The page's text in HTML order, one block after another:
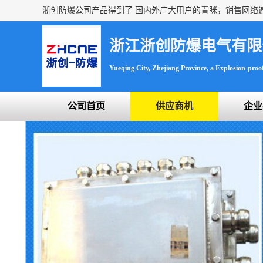
浙江浙创防爆电气有
Yueqing City, Zhejiang Province, a Explosion-
公司首页 供应商机 企